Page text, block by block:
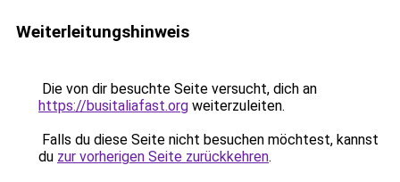
Weiterleitungshinweis
Die von dir besuchte Seite versucht, dich an
https://busitaliafast.org weiterzuleiten.
Falls du diese Seite nicht besuchen möchtest, kannst
du zur vorherigen Seite zurückkehren.